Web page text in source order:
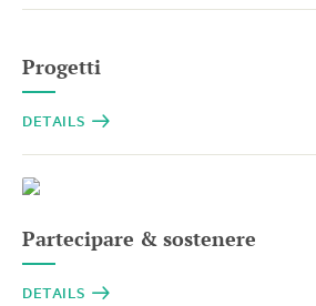
Progetti
DETAILS
Partecipare & sostenere
DETAILS